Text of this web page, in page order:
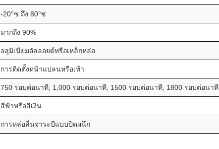
-20°ซ ถึง 80°ซ
มากถึง 90%
อลูมิเนียมอัลลอยด์หรือเหล็กหล่อ
การติดตั้งหน้าแปลนหรือเท้า
750 รอบต่อนาที, 1,000 รอบต่อนาที, 1500 รอบต่อนาที, 1800 รอบต่อนาที
สีฟ้าหรือสีเงิน
การหล่อลื่นจาระบีแบบปิดผนึก